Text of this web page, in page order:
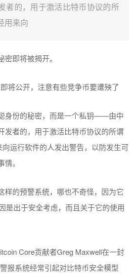
者的，用于激活比特币协议的所
用来向
密即将被揭开。
身份的秘密，而是一个私钥——由中
发者的，用于激活比特币协议的所谓
向运行软件的人发出警告，以防发生可
。
样的预警系统，哪也不奇怪，因为它
是出于安全考虑，而且关于它的使用
Core贡献者Greg Maxwell在一封
报系统经常引起对比特币安全模型